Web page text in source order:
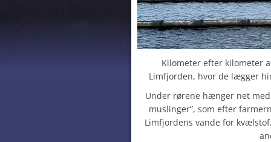
Kilometer efter kilometer
Limfjorden, hvor de lægger
Under rørene hænger net
muslinger”, som efter
Limfjordens vande for